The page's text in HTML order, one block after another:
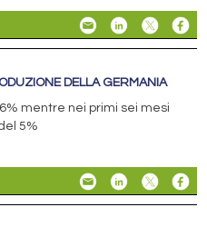
DELLA GERMANIA
mentre nei primi sei mesi
5%